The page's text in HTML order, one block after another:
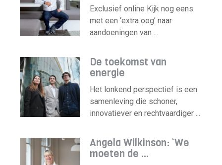
Exclusief online Kijk nog eens
met een ‘extra oog’ naar
aandoeningen van ...
De toekomst van
energie
Het lonkend perspectief is een
samenleving die schoner,
innovatiever en rechtvaardiger ...
Angela Wilkinson: ‘We
moeten de ...